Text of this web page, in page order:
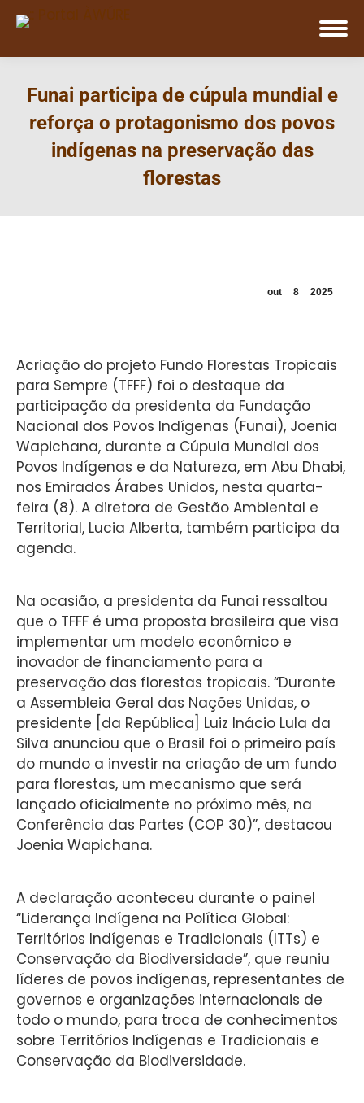
Funai participa de cúpula mundial e
reforça o protagonismo dos povos
indígenas na preservação das
florestas
out 8 2025
Acriação do projeto Fundo Florestas Tropicais
para Sempre (TFFF) foi o destaque da
participação da presidenta da Fundação
Nacional dos Povos Indígenas (Funai), Joenia
Wapichana, durante a Cúpula Mundial dos
Povos Indígenas e da Natureza, em Abu Dhabi,
nos Emirados Árabes Unidos, nesta quarta-
feira (8). A diretora de Gestão Ambiental e
Territorial, Lucia Alberta, também participa da
agenda.
Na ocasião, a presidenta da Funai ressaltou
que o TFFF é uma proposta brasileira que visa
implementar um modelo econômico e
inovador de financiamento para a
preservação das florestas tropicais. “Durante
a Assembleia Geral das Nações Unidas, o
presidente [da República] Luiz Inácio Lula da
Silva anunciou que o Brasil foi o primeiro país
do mundo a investir na criação de um fundo
para florestas, um mecanismo que será
lançado oficialmente no próximo mês, na
Conferência das Partes (COP 30)”, destacou
Joenia Wapichana.
A declaração aconteceu durante o painel
“Liderança Indígena na Política Global:
Territórios Indígenas e Tradicionais (ITTs) e
Conservação da Biodiversidade”, que reuniu
líderes de povos indígenas, representantes de
governos e organizações internacionais de
todo o mundo, para troca de conhecimentos
sobre Territórios Indígenas e Tradicionais e
Conservação da Biodiversidade.